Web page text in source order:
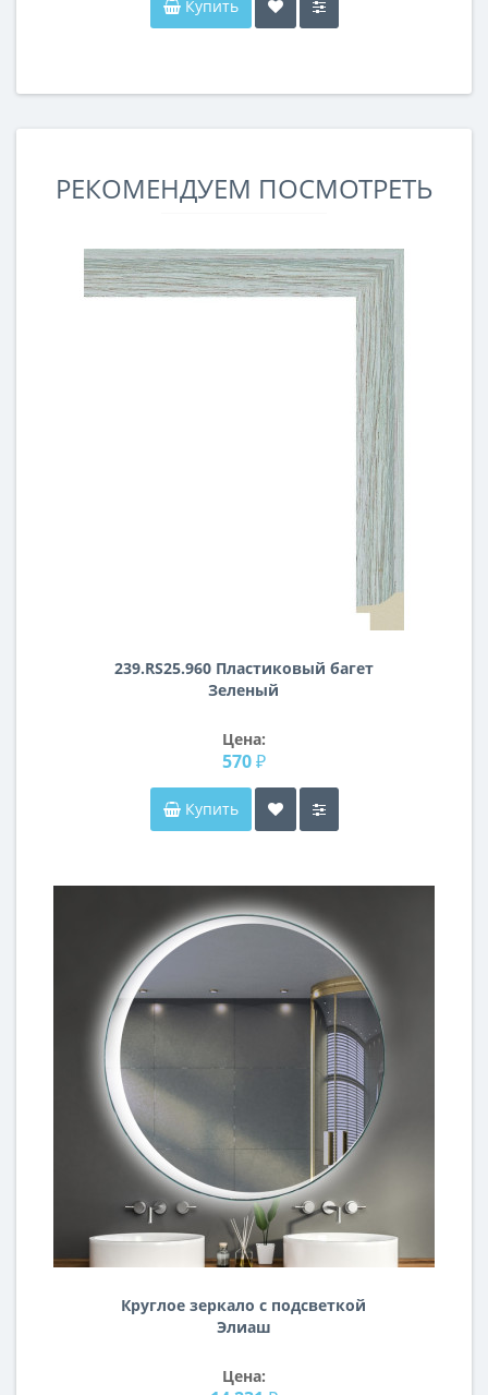
Купить
РЕКОМЕНДУЕМ ПОСМОТРЕТЬ
239.RS25.960 Пластиковый багет
Зеленый
Цена:
570 ₽
Купить
Круглое зеркало с подсветкой
Элиаш
Цена: